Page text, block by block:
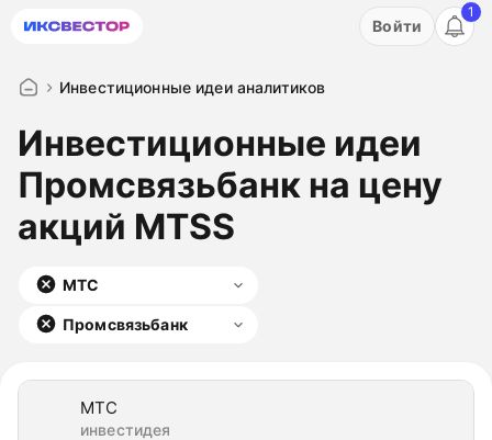
Акция: бесплатный пробный период на 3 дня!
Войти
1
Инвестиционные идеи аналитиков
Инвестиционные идеи
Промсвязьбанк на цену
акций MTSS
МТС
Промсвязьбанк
МТС
инвестидея